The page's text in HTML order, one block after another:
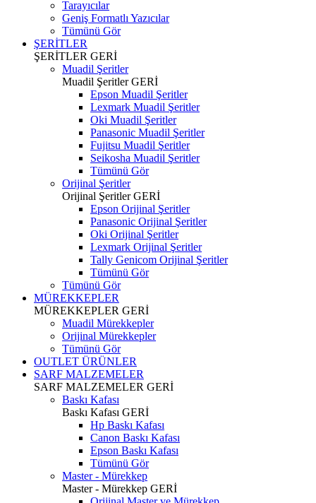
Tarayıcılar
Geniş Formatlı Yazıcılar
Tümünü Gör
ŞERİTLER
ŞERİTLER GERİ
Muadil Şeritler
Muadil ŞeritlerGERİ
Epson Muadil Şeritler
Lexmark Muadil Şeritler
Oki Muadil Şeritler
Panasonic Muadil Şeritler
Fujitsu Muadil Şeritler
Seikosha Muadil Şeritler
Tümünü Gör
Orijinal Şeritler
Orijinal ŞeritlerGERİ
Epson Orijinal Şeritler
Panasonic Orijinal Şeritler
Oki Orijinal Şeritler
Lexmark Orijinal Şeritler
Tally Genicom Orijinal Şeritler
Tümünü Gör
Tümünü Gör
MÜREKKEPLER
MÜREKKEPLER GERİ
Muadil Mürekkepler
Orijinal Mürekkepler
Tümünü Gör
OUTLET ÜRÜNLER
SARF MALZEMELER
SARF MALZEMELER GERİ
Baskı Kafası
Baskı Kafası GERİ
Hp Baskı Kafası
Canon Baskı Kafası
Epson Baskı Kafası
Tümünü Gör
Master - Mürekkep
Master - Mürekkep GERİ